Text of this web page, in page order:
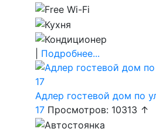
Подробнее...
Адлер гостевой дом по
17 Просмотров: 10313 ↑